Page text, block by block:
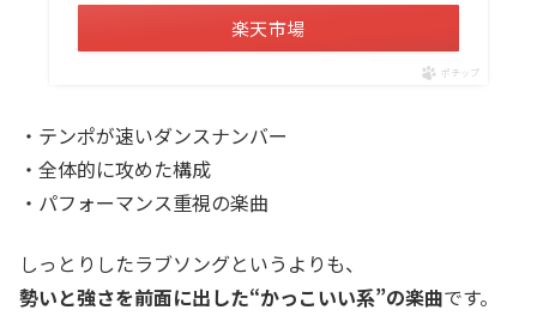
楽天市場
ポチップ
・テンポが速いダンスナンバー
・全体的に攻めた構成
・パフォーマンス重視の楽曲
しっとりしたラブソングというよりも、
勢いと強さを前面に出した“かっこいい系”の楽曲です。